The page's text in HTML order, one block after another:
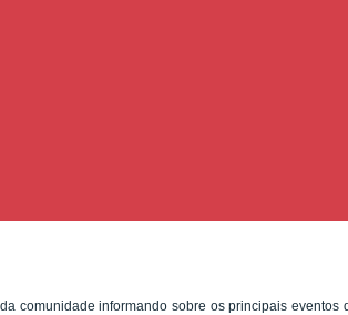
comunidade informando sobre os principais eventos